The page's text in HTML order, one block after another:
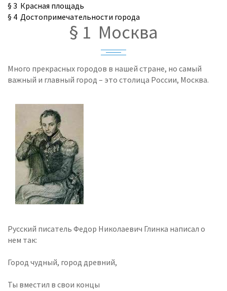
§ 3 Красная площадь
§ 4 Достопримечательности города
§ 1 Москва
Много прекрасных городов в нашей стране, но самый
важный и главный город – это столица России, Москва.
Русский писатель Федор Николаевич Глинка написал о
нем так:
Город чудный, город древний,
Ты вместил в свои концы